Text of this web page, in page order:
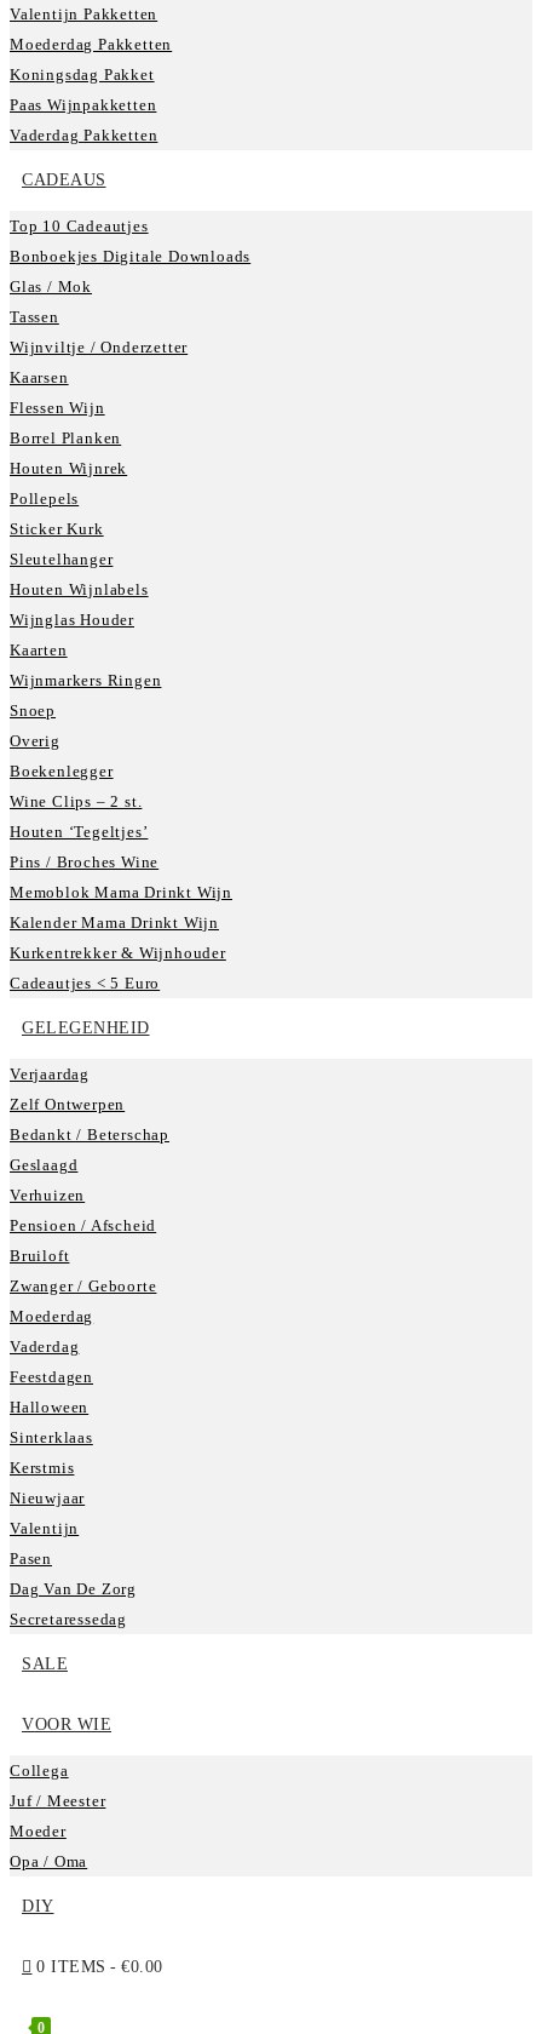
Valentijn Pakketten
Moederdag Pakketten
Koningsdag Pakket
Paas Wijnpakketten
Vaderdag Pakketten
CADEAUS
Top 10 Cadeautjes
Bonboekjes Digitale Downloads
Glas / Mok
Tassen
Wijnviltje / Onderzetter
Kaarsen
Flessen Wijn
Borrel Planken
Houten Wijnrek
Pollepels
Sticker Kurk
Sleutelhanger
Houten Wijnlabels
Wijnglas Houder
Kaarten
Wijnmarkers Ringen
Snoep
Overig
Boekenlegger
Wine Clips – 2 st.
Houten ‘Tegeltjes’
Pins / Broches Wine
Memoblok Mama Drinkt Wijn
Kalender Mama Drinkt Wijn
Kurkentrekker & Wijnhouder
Cadeautjes < 5 Euro
GELEGENHEID
Verjaardag
Zelf Ontwerpen
Bedankt / Beterschap
Geslaagd
Verhuizen
Pensioen / Afscheid
Bruiloft
Zwanger / Geboorte
Moederdag
Vaderdag
Feestdagen
Halloween
Sinterklaas
Kerstmis
Nieuwjaar
Valentijn
Pasen
Dag Van De Zorg
Secretaressedag
SALE
VOOR WIE
Collega
Juf / Meester
Moeder
Opa / Oma
DIY
0 ITEMS €0.00
0